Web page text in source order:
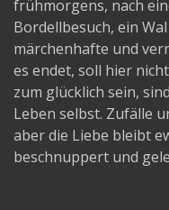
frühmorgens, nach
Bordellbesuch, ein
märchenhafte und
es endet, soll hier
zum glücklich sein,
Leben selbst. Zufälle
aber die Liebe bleibt
beschnuppert und